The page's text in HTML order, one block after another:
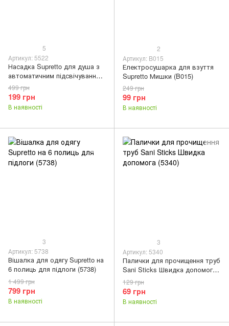
5
Артикул: 5522
Насадка Supretto для душа з
автоматичним підсвічуванням
прямокутна світлодіодна
(5522)
199 грн
499 грн
В наявності
2
Артикул: B015
Електросушарка для взуття
Supretto Мишки (B015)
99 грн
249 грн
В наявності
3
Артикул: 5738
Вішалка для одягу Supretto на
6 полиць для підлоги (5738)
799 грн
1 499 грн
В наявності
3
Артикул: 5340
Палички для прочищення труб
Sani Sticks Швидка допомога
(5340)
69 грн
129 грн
В наявності